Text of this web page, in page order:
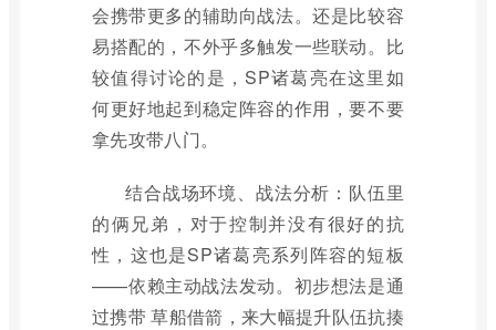
会携带更多的辅助向战法。还是比较容
易搭配的，不外乎多触发一些联动。比
较值得讨论的是，SP诸葛亮在这里如
何更好地起到稳定阵容的作用，要不要
拿先攻带八门。
结合战场环境、战法分析：队伍里
的俩兄弟，对于控制并没有很好的抗
性，这也是SP诸葛亮系列阵容的短板
——依赖主动战法发动。初步想法是通
过携带 草船借箭，来大幅提升队伍抗揍